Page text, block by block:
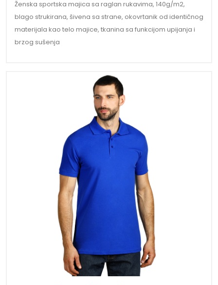
Ženska sportska majica sa raglan rukavima, 140g/m2,
blago strukirana, šivena sa strane, okovrtanik od identičnog
materijala kao telo majice, tkanina sa funkcijom upijanja i
brzog sušenja